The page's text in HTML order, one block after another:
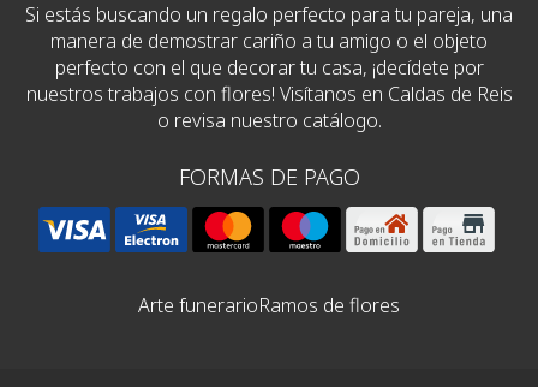
Si estás buscando un regalo perfecto para tu pareja, una
manera de demostrar cariño a tu amigo o el objeto
perfecto con el que decorar tu casa, ¡decídete por
nuestros trabajos con flores! Visítanos en Caldas de Reis
o revisa nuestro catálogo.
FORMAS DE PAGO
Arte funerarioRamos de flores